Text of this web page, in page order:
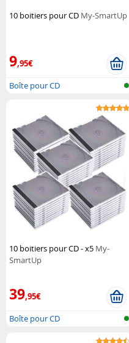
10 boitiers pour CD My-SmartUp
9,95€
Boîte pour CD
10 boitiers pour CD - x5 My-
SmartUp
39,95€
Boîte pour CD